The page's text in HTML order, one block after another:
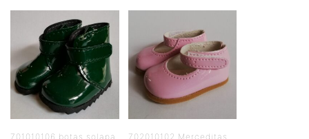
701010106 botas solapa
702010102 Merceditas